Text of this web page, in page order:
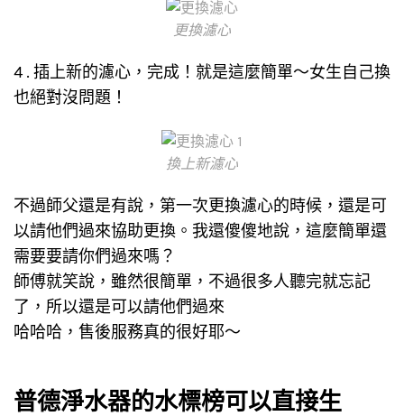
更換濾心
4 . 插上新的濾心，完成！就是這麼簡單～女生自己換
也絕對沒問題！
換上新濾心
不過師父還是有說，第一次更換濾心的時候，還是可
以請他們過來協助更換。我還傻傻地說，這麼簡單還
需要要請你們過來嗎？
師傅就笑說，雖然很簡單，不過很多人聽完就忘記
了，所以還是可以請他們過來
哈哈哈，售後服務真的很好耶～
普德淨水器的水標榜可以直接生